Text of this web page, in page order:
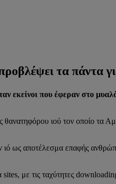
τα πάντα
εκείνοι που έφεραν στο
ιού τον οποίο τα
ως αποτέλεσμα επαφής
με τις ταχύτητες